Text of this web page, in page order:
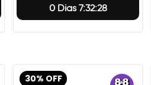
0 Dias 7:32:27
30% OFF